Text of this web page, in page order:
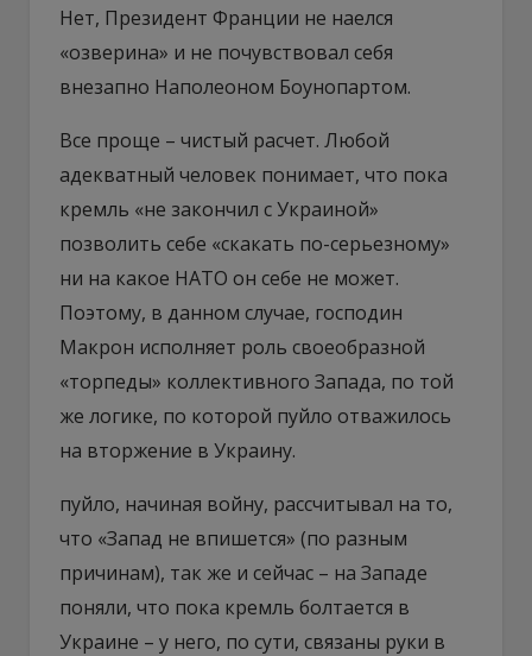
Нет, Президент Франции не наелся
«озверина» и не почувствовал себя
внезапно Наполеоном Боунопартом.
Все проще – чистый расчет. Любой
адекватный человек понимает, что пока
кремль «не закончил с Украиной»
позволить себе «скакать по-серьезному»
ни на какое НАТО он себе не может.
Поэтому, в данном случае, господин
Макрон исполняет роль своеобразной
«торпеды» коллективного Запада, по той
же логике, по которой пуйло отважилось
на вторжение в Украину.
пуйло, начиная войну, рассчитывал на то,
что «Запад не впишется» (по разным
причинам), так же и сейчас – на Западе
поняли, что пока кремль болтается в
Украине – у него, по сути, связаны руки в